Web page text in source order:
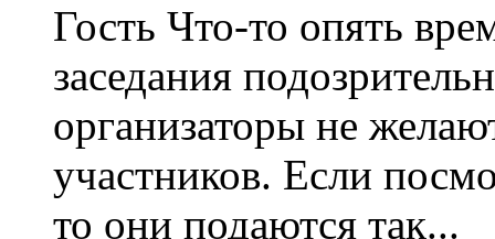
Гость Что-то опять
заседания
организаторы не
участников. Если
то они подаются так...